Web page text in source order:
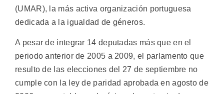
(UMAR), la más activa organización portuguesa
dedicada a la igualdad de géneros.
A pesar de integrar 14 deputadas más que en el
periodo anterior de 2005 a 2009, el parlamento que
resulto de las elecciones del 27 de septiembre no
cumple con la ley de paridad aprobada en agosto de